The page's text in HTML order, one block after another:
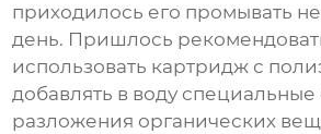
приходилось его промывать
день. Пришлось
использовать картридж с
добавлять в воду
разложения органических